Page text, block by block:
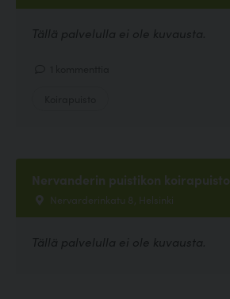
Tällä palvelulla ei ole kuvausta.
Nervanderin puistikon koirapuisto
Nervarderinkatu 8, Helsinki
Tällä palvelulla ei ole kuvausta.